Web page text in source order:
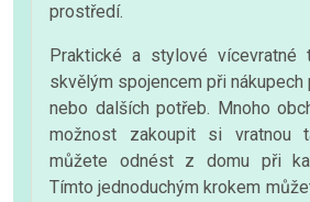
prostředí.
Praktické a stylové vícevratné
skvělým spojencem při
nebo dalších potřeb. Mnoho
možnost zakoupit si vratnou
můžete odnést z domu při
Tímto jednoduchým krokem